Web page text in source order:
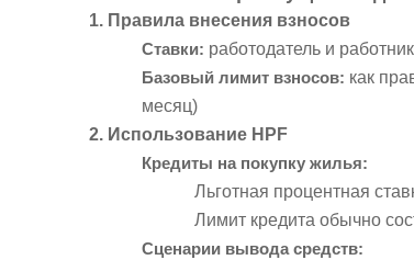
1. Правила внесения взносов
Ставки: работодатель и
Базовый лимит взносов: как
месяц)
2. Использование HPF
Кредиты на покупку жилья:
Льготная процентная
Лимит кредита обычно
Сценарии вывода средств: